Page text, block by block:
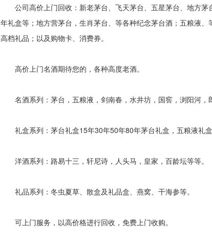
公司高价上门回收：新老茅台、飞天茅台、五星茅台、地方茅
年礼盒等；地方营茅台，生肖茅台、等各种纪念茅台酒；五粮液
高档礼品；以及购物卡、消费券。
高价上门名酒期待您的，各种高度老酒。
名酒系列：茅台，五粮液，剑南春，水井坊，国窖，浏阳河，
礼盒系列：茅台礼盒15年30年50年80年茅台礼盒，五粮液礼盒
洋酒系列：路易十三，轩尼诗，人头马，皇家，百龄坛等等。
礼品系列：冬虫夏草、散盒及礼品盒、燕窝、干海参等。
可上门服务，以高价格进行回收，免费上门收购。